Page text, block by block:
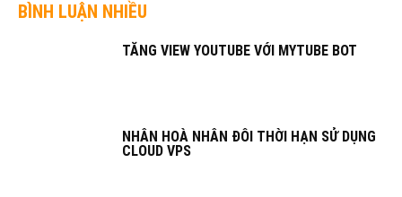
BÌNH LUẬN NHIỀU
TĂNG VIEW YOUTUBE VỚI MYTUBE BOT
NHÂN HOÀ NHÂN ĐÔI THỜI HẠN SỬ DỤNG
CLOUD VPS